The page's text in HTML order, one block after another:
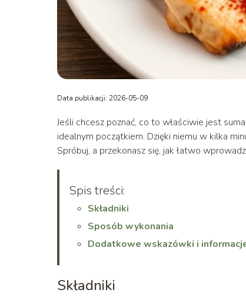
Data publikacji: 2026-05-09
Jeśli chcesz poznać, co to właściwie jest
idealnym początkiem. Dzięki niemu w kilka
Spróbuj, a przekonasz się, jak łatwo
Spis treści:
Składniki
Sposób wykonania
Dodatkowe wskazówki i
Składniki